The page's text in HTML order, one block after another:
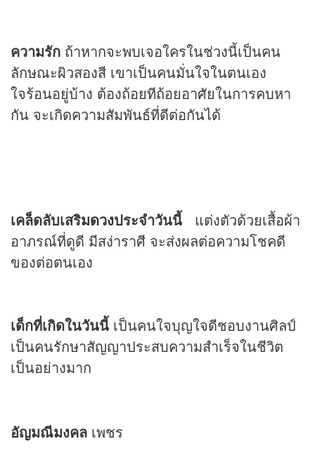
ความรัก ถ้าหากจะพบเจอใครในช่วงนี้เป็นคน
ลักษณะผิวสองสี เขาเป็นคนมั่นใจในตนเอง
ใจร้อนอยู่บ้าง ต้องถ้อยทีถ้อยอาศัยในการคบหา
กัน จะเกิดความสัมพันธ์ที่ดีต่อกันได้
เคล็ดลับเสริมดวงประจำวันนี้
แต่งตัวด้วยเสื้อผ้า
อาภรณ์ที่ดูดี มีสง่าราศี จะส่งผลต่อความโชคดี
ของต่อตนเอง
เด็กที่เกิดในวันนี้ เป็นคนใจบุญใจดีชอบงานศิลป์
เป็นคนรักษาสัญญาประสบความสำเร็จในชีวิต
เป็นอย่างมาก
อัญมณีมงคล เพชร